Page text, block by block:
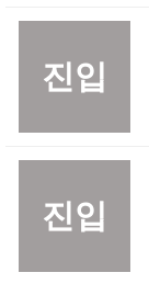
진입
진입